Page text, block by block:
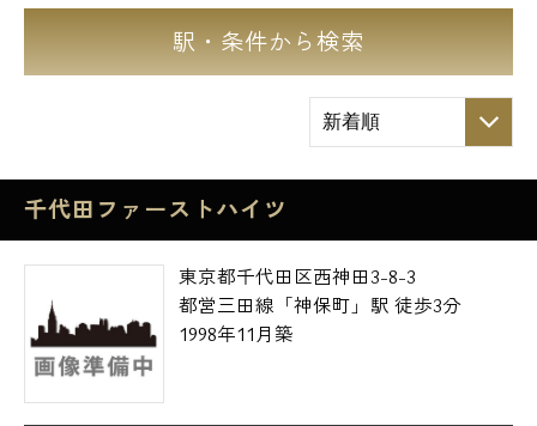
駅・条件から検索
千代田ファーストハイツ
東京都千代田区西神田3-8-3
都営三田線「神保町」駅 徒歩3分
1998年11月築